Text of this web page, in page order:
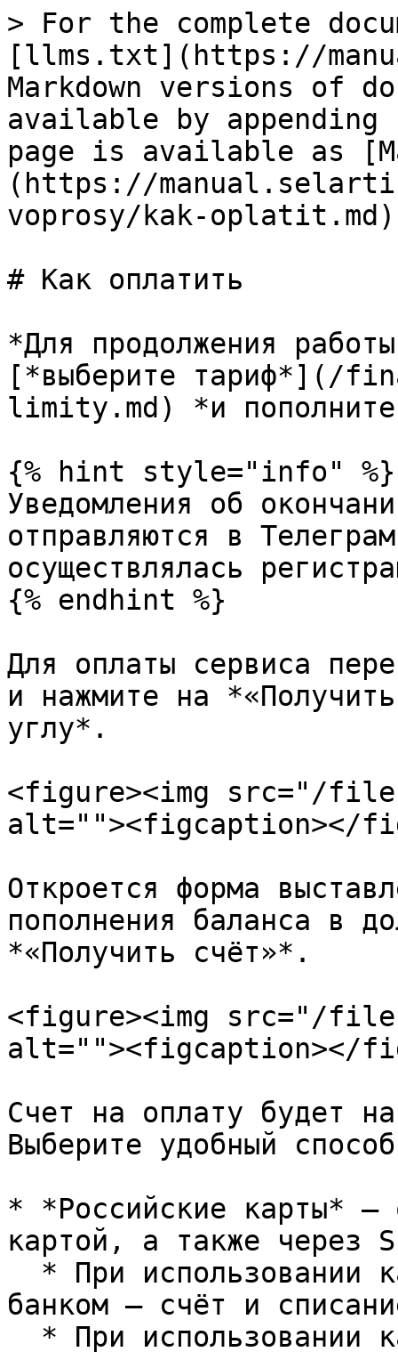
> For the complete
[llms.txt](https://
Markdown versions of
available by
page is available as
(https://
voprosy/kak-
# Как оплатить
*Для продолжения
[*выберите тариф*](/
limity.md) *и
{% hint style="info" %}
Уведомления об
отправляются в
осуществлялась
{% endhint %}
Для оплаты сервиса
и нажмите на
углу*.
<figure><img src="/files/
alt=""><figcaption></
Откроется форма
пополнения баланса в
*«Получить счёт»*.
<figure><img src="/files/
alt=""><figcaption></
Счет на оплату будет
Выберите удобный
* *Российские карты* —
картой, а также через
банком — счёт и